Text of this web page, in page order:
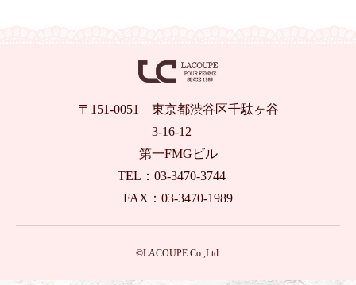
〒151-0051 東京都渋谷区千駄ヶ谷
3-16-12
第一FMGビル
TEL：03-3470-3744
FAX：03-3470-1989
©LACOUPE Co.,Ltd.